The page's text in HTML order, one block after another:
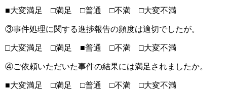
■大変満足 □満足 □普通 □不満 □大変不満
③事件処理に関する進捗報告の頻度は適切でしたが。
□大変満足 □満足 ■普通 □不満 □大変不満
④ご依頼いただいた事件の結果には満足されましたか。
■大変満足 □満足 □普通 □不満 □大変不満